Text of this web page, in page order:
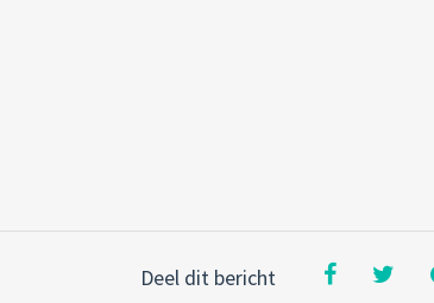
Deel dit bericht